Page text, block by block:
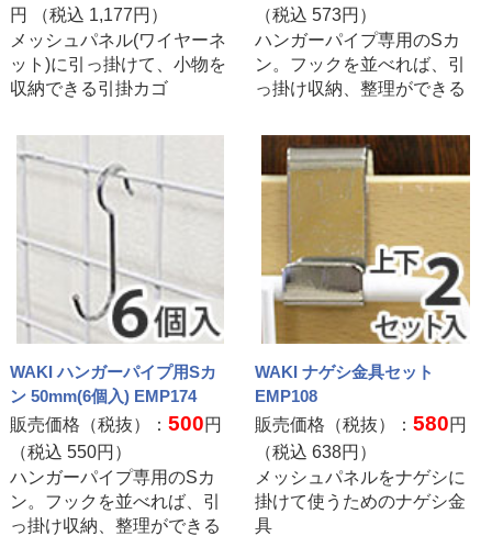
円 （税込 1,177円）
メッシュパネル(ワイヤーネ
ット)に引っ掛けて、小物を
収納できる引掛カゴ
（税込573円）
ハンガーパイプ専用のSカ
ン。フックを並べれば、引
っ掛け収納、整理ができる
WAKI ハンガーパイプ用Sカ
ン 50mm(6個入) EMP174
販売価格（税抜）： 500円
（税込 550円）
ハンガーパイプ専用のSカ
ン。フックを並べれば、引
っ掛け収納、整理ができる
WAKI ナゲシ金具セット
EMP108
販売価格（税抜）：580円
（税込638円）
メッシュパネルをナゲシに
掛けて使うためのナゲシ金
具